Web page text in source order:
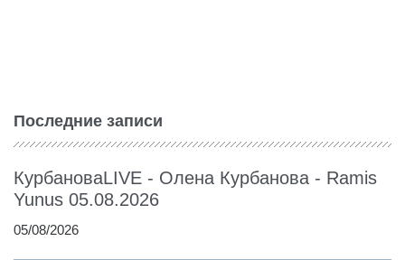
Последние записи
КурбановаLIVE - Олена Курбанова - Ramis
Yunus 05.08.2026
05/08/2026